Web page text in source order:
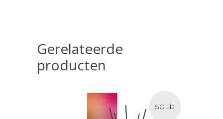
Gerelateerde
producten
SOLD